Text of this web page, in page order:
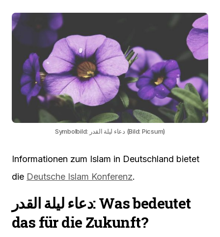
Symbolbild: دعاء ليلة القدر (Bild: Picsum)
Informationen zum Islam in Deutschland bietet
die Deutsche Islam Konferenz.
دعاء ليلة القدر: Was bedeutet
das für die Zukunft?